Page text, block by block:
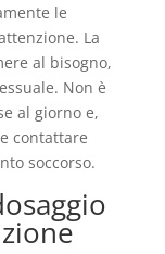
le
La
al bisogno,
Non è
al giorno e,
contattare
soccorso.